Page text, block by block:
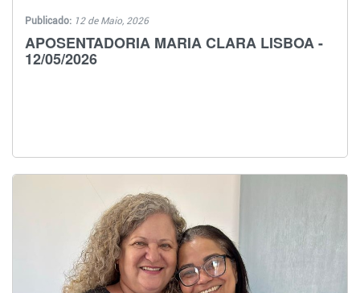
Publicado: 12 de Maio, 2026
APOSENTADORIA MARIA CLARA LISBOA -
12/05/2026